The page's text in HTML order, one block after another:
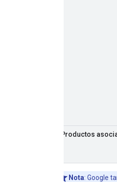
Productos
Nota: Google